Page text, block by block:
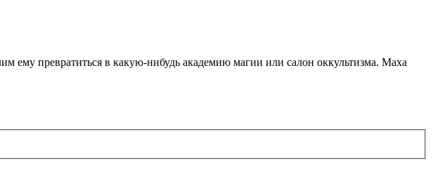
ему превратиться в какую-нибудь академию магии или салон оккультизма. Маха